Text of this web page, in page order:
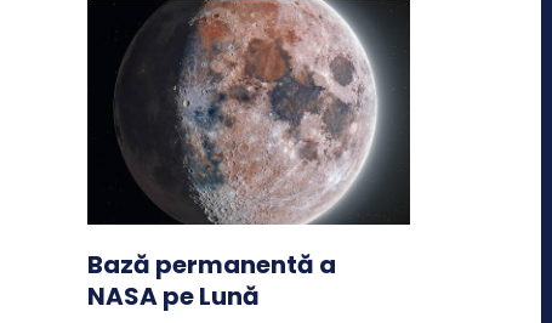
Bază permanentă a
NASA pe Lună